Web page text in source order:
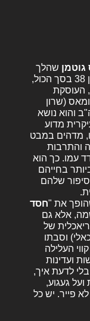
גוטמן שהלך
לעולמו זמן קצר לאחר השלמות והוא בן 38 בסך הכול,
העוסקת
(שרון
והוא נושא
מדוע
מדהים במבט
והתרבות
עמו. כך הוא
בחייהם
שלהם
את "חסד
אלא גם
של
וסבתו
העלילה
ועדינות
לדעת איך,
געגוע,
פייר. יש כל